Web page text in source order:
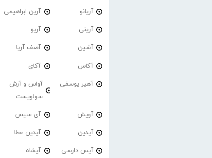
آریانو آرین ابراهیمی
آرینی آریو
آشین آصف آریا
آکاس آکای
آهیر یوسفی
آواس و آرش
سولویست
آویش آی سیس
آیدین آیدین عطا
آیس دارسی آیشاه